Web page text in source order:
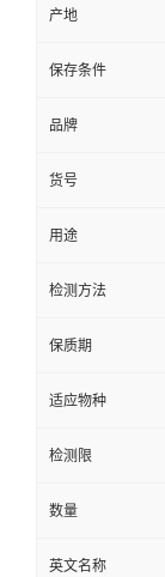
产地
保存条件
品牌
货号
用途
检测方法
保质期
适应物种
检测限
数量
英文名称